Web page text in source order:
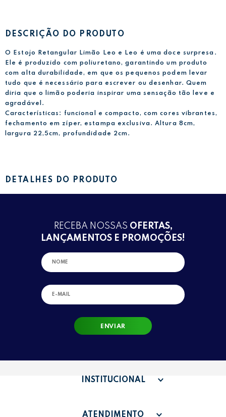
DESCRIÇÃO DO PRODUTO
O Estojo Retangular Limão Leo e Leo é uma doce surpresa.
Ele é produzido com poliuretano, garantindo um produto
com alta durabilidade, em que os pequenos podem levar
tudo que é necessário para escrever ou desenhar. Quem
diria que o limão poderia inspirar uma sensação tão leve e
agradável.
Características: funcional e compacto, com cores vibrantes,
fechamento em zíper, estampa exclusiva. Altura 8cm,
largura 22,5cm, profundidade 2cm.
DETALHES DO PRODUTO
RECEBA NOSSAS OFERTAS,
LANÇAMENTOS E PROMOÇÕES!
ENVIAR
INSTITUCIONAL
QUEM SOMOS
ATENDIMENTO